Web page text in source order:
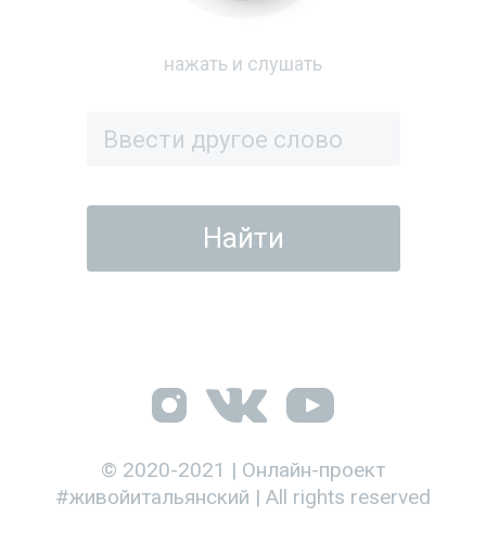
нажать и слушать
© 2020-2021 | Онлайн-проект
#живойитальянский | All rights reserved